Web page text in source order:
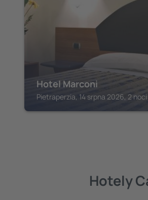
Hotel Marconi
Pietraperzia, 14 srpna 2026, 2 noci
Hotely